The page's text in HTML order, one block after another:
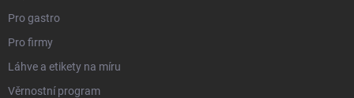
Pro gastro
Pro firmy
Láhve a etikety na míru
Věrnostní program